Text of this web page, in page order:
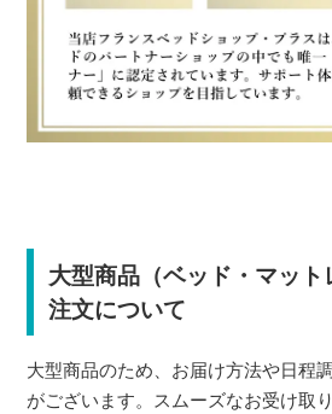
大型商品（ベッド・マッ
注文について
大型商品のため、お届け方法や日程
がございます。スムーズなお受け取